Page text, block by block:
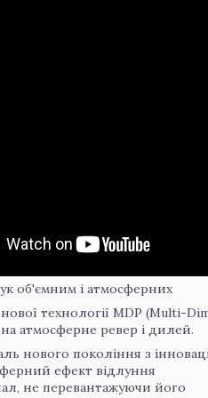
об'ємним і атмосферних
технології MDP (Multi-
атмосферне ревер і дилей.
нового покоління з
ефект відлуння
не перевантажуючи його